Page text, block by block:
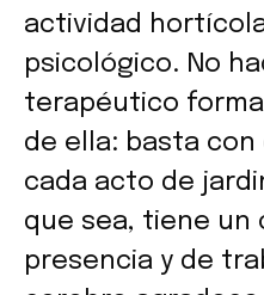
actividad
psicológico. No
terapéutico
de ella: basta
cada acto de
que sea, tiene un
presencia y de